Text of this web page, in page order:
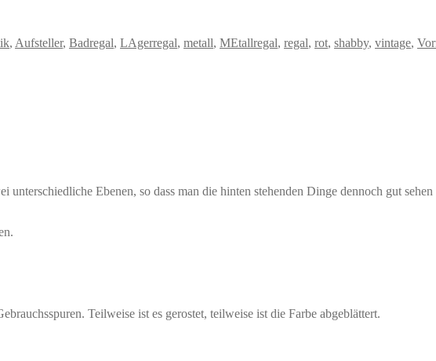
, Aufsteller, Badregal, LAgerregal, metall, MEtallregal, regal, rot, shabby, vintage,
Ebenen, so dass man die hinten stehenden Dinge dennoch gut
Teilweise ist es gerostet, teilweise ist die Farbe abgeblättert.